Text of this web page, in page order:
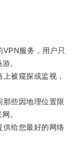
服务，用户只
。
被窥探或监视，
些因地理位置限
。
给您最好的网络